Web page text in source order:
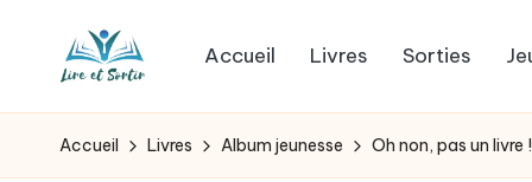
L
i
livres
pour
Accueil Livres Sorties
Accueil Livres Album jeunesse Oh non, pas un livre !